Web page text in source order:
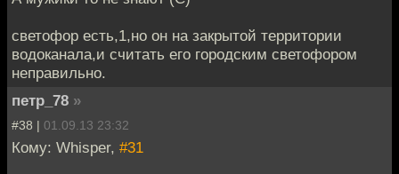
светофор есть,1,но он на закрытой территории
водоканала,и считать его городским светофором
неправильно.
петр_78 »
#38 | 01.09.13 23:32
Кому: Whisper, #31